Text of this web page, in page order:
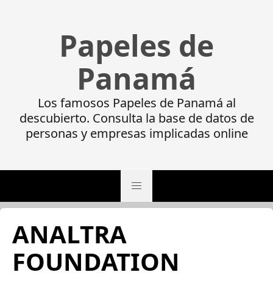
Papeles de
Panamá
Los famosos Papeles de Panamá al
descubierto. Consulta la base de datos de
personas y empresas implicadas online
ANALTRA
FOUNDATION